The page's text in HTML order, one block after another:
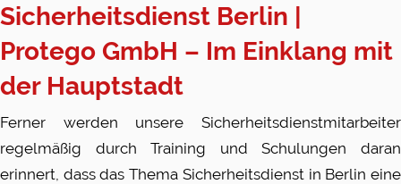
Sicherheitsdienst Berlin |
Protego GmbH – Im Einklang mit
der Hauptstadt
Ferner werden unsere Sicherheitsdienstmitarbeiter
regelmäßig durch Training und Schulungen daran
erinnert, dass das Thema Sicherheitsdienst in Berlin eine